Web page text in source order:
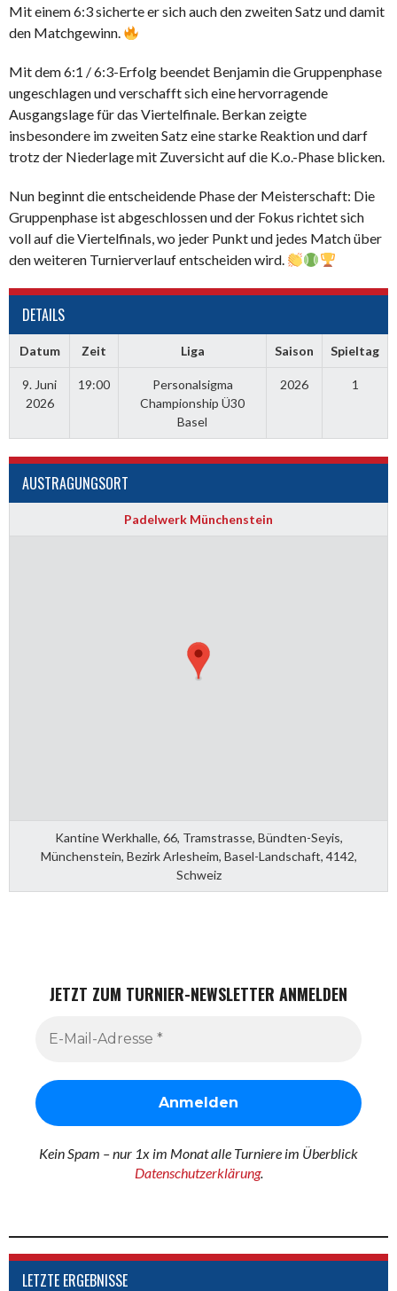
Mit einem 6:3 sicherte er sich auch den zweiten Satz und damit
den Matchgewinn.
Mit dem 6:1 / 6:3-Erfolg beendet Benjamin die Gruppenphase
ungeschlagen und verschafft sich eine hervorragende
Ausgangslage für das Viertelfinale. Berkan zeigte
insbesondere im zweiten Satz eine starke Reaktion und darf
trotz der Niederlage mit Zuversicht auf die K.o.-Phase blicken.
Nun beginnt die entscheidende Phase der Meisterschaft: Die
Gruppenphase ist abgeschlossen und der Fokus richtet sich
voll auf die Viertelfinals, wo jeder Punkt und jedes Match über
den weiteren Turnierverlauf entscheiden wird.
DETAILS
Datum Zeit Liga Saison Spieltag
9. Juni
2026
19:00
Personalsigma
Championship Ü30
Basel
2026 1
AUSTRAGUNGSORT
Padelwerk Münchenstein
Kantine Werkhalle, 66, Tramstrasse, Bündten-Seyis,
Münchenstein, Bezirk Arlesheim, Basel-Landschaft, 4142,
Schweiz
JETZT ZUM TURNIER-NEWSLETTER ANMELDEN
Kein Spam – nur 1x im Monat alle Turniere im Überblick
Datenschutzerklärung.
LETZTE ERGEBNISSE